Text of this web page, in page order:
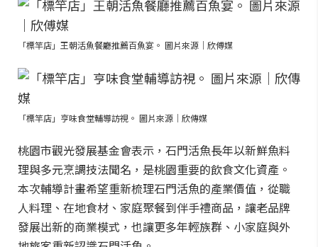
「標竿店」王朝活魚餐廳推薦百魚宴。 圖片來源｜欣傅媒
「標竿店」亨味食堂輔導訪視。 圖片來源｜欣傳媒
桃園市觀光發展基金會表示，石門活魚長年以新鮮魚料
理與多元烹調技法聞名，是桃園重要的飲食文化資產。
本次輔導計畫希望重新梳理石門活魚的產業價值，從職
人料理、在地食材、家庭聚餐到伴手禮商品，讓老品牌
發展出新的商業模式，也讓更多年輕族群、小家庭與外